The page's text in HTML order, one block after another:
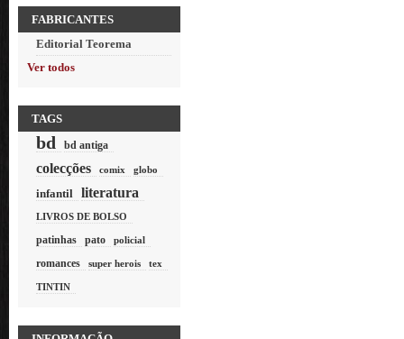
FABRICANTES
Editorial Teorema
Ver todos
TAGS
bd bd antiga
colecções comix globo
infantil literatura
LIVROS DE BOLSO
patinhas pato policial
romances super herois tex
TINTIN